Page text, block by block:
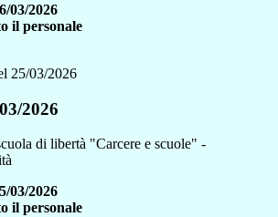
03/2026
il personale
25/03/2026
2026
di libertà "Carcere e scuole" -
03/2026
il personale